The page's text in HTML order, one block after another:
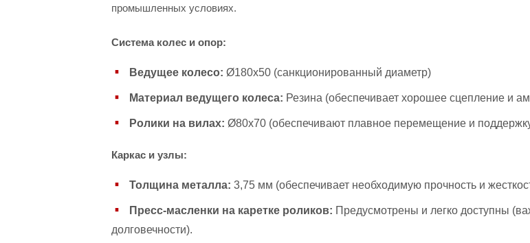
промышленных условиях.
Система колес и опор:
Ведущее колесо: Ø180х50 (санкционированный диаметр)
Материал ведущего колеса: Резина (обеспечивает хорошее сцепление и
Ролики на вилах: Ø80х70 (обеспечивают плавное перемещение и
Каркас и узлы:
Толщина металла: 3,75 мм (обеспечивает необходимую прочность и
Пресс-масленки на каретке роликов: Предусмотрены и легко доступны
долговечности).